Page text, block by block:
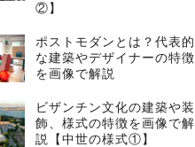
②】
ポストモダンとは？代表的
な建築やデザイナーの特徴
を画像で解説
ビザンチン文化の建築や装
飾、様式の特徴を画像で解
説【中世の様式①】